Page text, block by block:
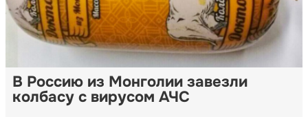
В Россию из Монголии завезли
колбасу с вирусом АЧС